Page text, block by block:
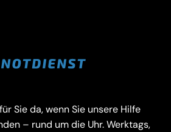
Sie da, wenn Sie unsere Hilfe
– rund um die Uhr. Werktags,